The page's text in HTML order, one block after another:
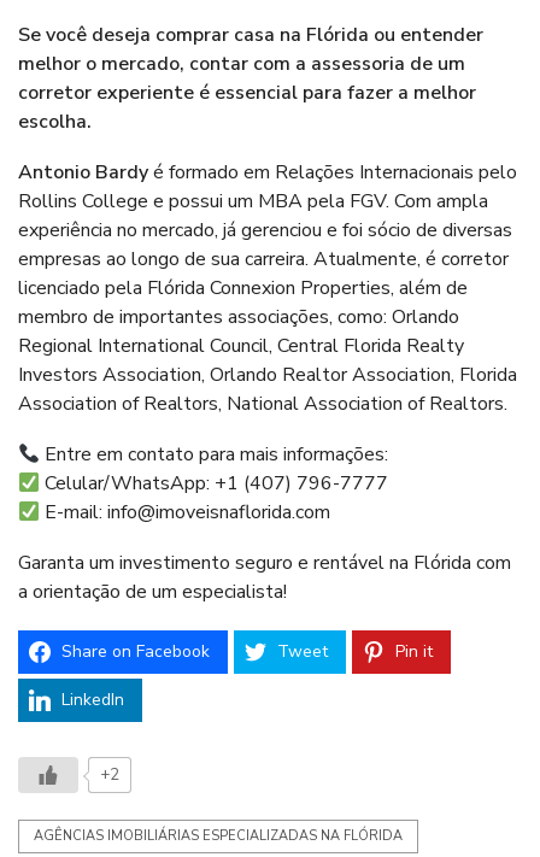
Se você deseja comprar casa na Flórida ou entender
melhor o mercado, contar com a assessoria de um
corretor experiente é essencial para fazer a melhor
escolha.
Antonio Bardyé formado em Relações Internacionais pelo
Rollins College e possui um MBA pela FGV. Com ampla
experiência no mercado, já gerenciou e foi sócio de diversas
empresas ao longo de sua carreira. Atualmente, é corretor
licenciado pela Flórida Connexion Properties, além de
membro de importantes associações, como: Orlando
Regional International Council, Central Florida Realty
Investors Association, Orlando Realtor Association, Florida
Association of Realtors, National Association of Realtors.
Entre em contato para mais informações:
Celular/WhatsApp: +1 (407) 796-7777
E-mail:info@imoveisnaflorida.com
Garanta um investimento seguro e rentável na Flórida com
a orientação de um especialista!
Share on Facebook Tweet Pin it
LinkedIn
+2
AGÊNCIAS IMOBILIÁRIAS ESPECIALIZADAS NA FLÓRIDA